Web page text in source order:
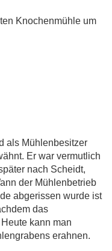
Knochenmühle um
als Mühlenbesitzer
Er war vermutlich
nach Scheidt,
der Mühlenbetrieb
abgerissen wurde ist
das
kann man
erahnen.